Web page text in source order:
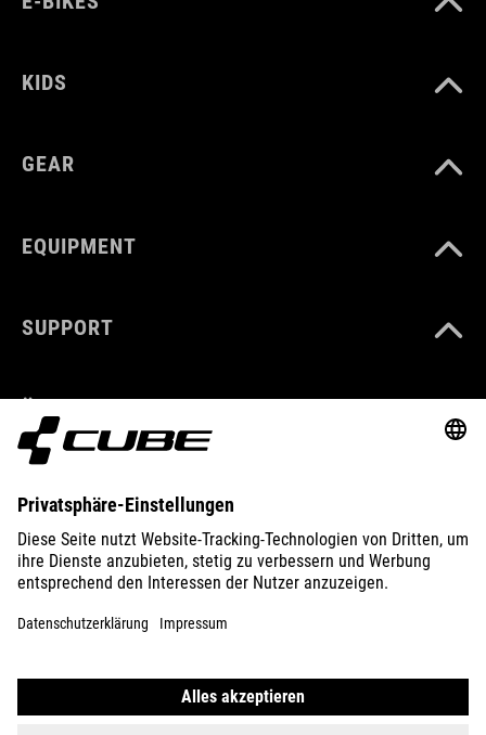
KIDS
GEAR
EQUIPMENT
SUPPORT
ENTDECKEN